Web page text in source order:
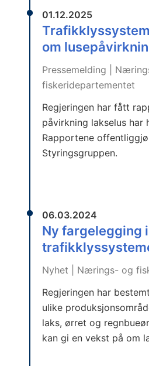
01.12.2025
om
Pressemelding |
fiskeridepartementet
Regjeringen har fått
påvirkning lakselus har
Rapportene
Styringsgruppen.
06.03.2024
Ny fargelegging i
Nyhet | Nærings- og
Regjeringen har
ulike
laks, ørret og
kan gi en vekst på om